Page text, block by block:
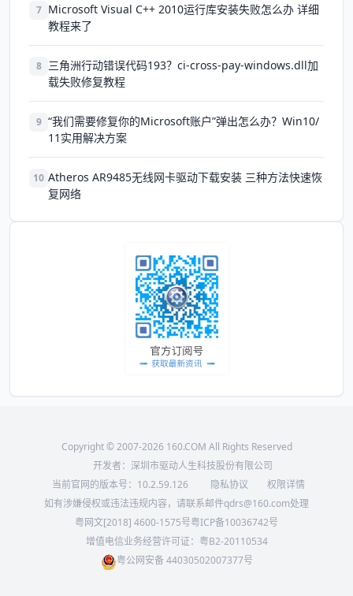
7 Microsoft Visual C++ 2010运行库安装失败怎么办 详细
教程来了
8 三角洲行动错误代码193？ci-cross-pay-windows.dll加
载失败修复教程
9 “我们需要修复你的Microsoft账户”弹出怎么办？Win10/
11实用解决方案
10 Atheros AR9485无线网卡驱动下载安装 三种方法快速恢
复网络
Copyright © 2007-2026 160.COM All Rights Reserved
开发者：深圳市驱动人生科技股份有限公司
当前官网的版本号： 10.2.59.126 隐私协议
权限详情
如有涉嫌侵权或违法违规内容，请联系邮件qdrs@160.com处理
粤网文[2018] 4600-1575号粤ICP备10036742号
增值电信业务经营许可证：粤B2-20110534
粤公网安备 44030502007377号